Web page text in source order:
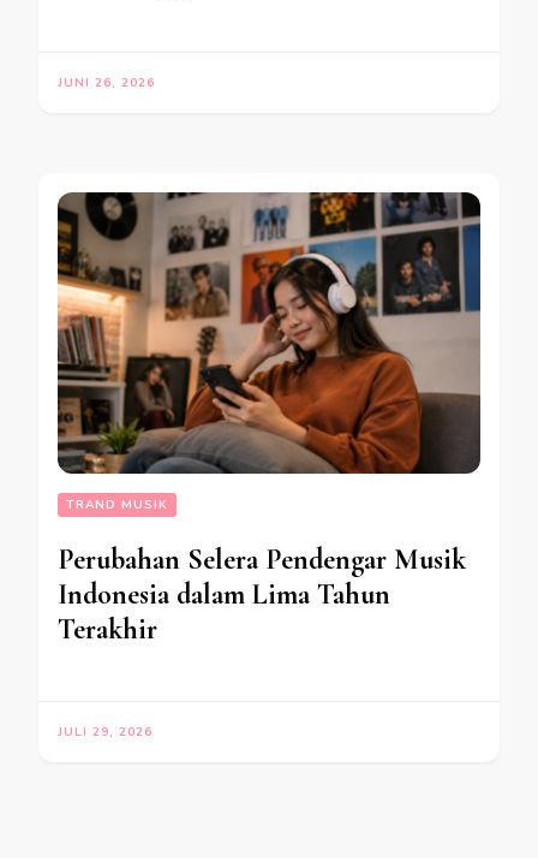
JUNI 26, 2026
TRAND MUSIK
Perubahan Selera Pendengar Musik
Indonesia dalam Lima Tahun
Terakhir
JULI 29, 2026